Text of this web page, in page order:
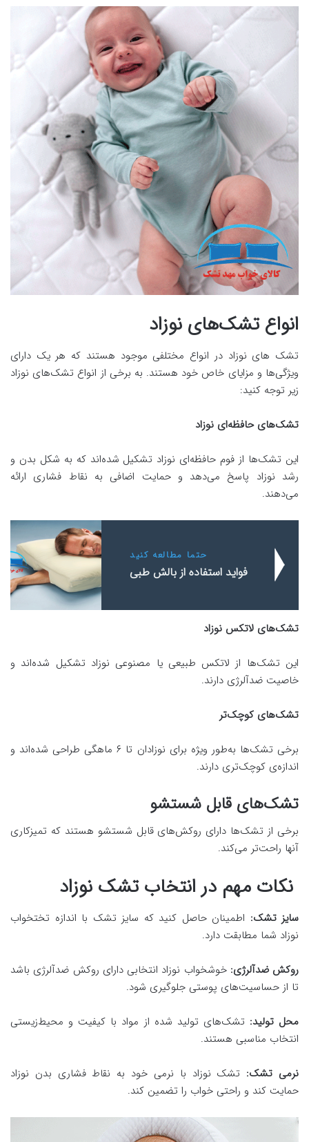
انواع تشک‌های نوزاد
تشک‌ های نوزاد در انواع مختلفی موجود هستند که هر یک دارای
ویژگی‌ها و مزایای خاص خود هستند. به برخی از انواع تشک‌های نوزاد
زیر توجه کنید:
تشک‌های حافظه‌ای نوزاد
این تشک‌ها از فوم حافظه‌ای نوزاد تشکیل شده‌اند که به شکل بدن و
رشد نوزاد پاسخ می‌دهد و حمایت اضافی به نقاط فشاری ارائه
می‌دهند.
حتما مطالعه کنید
فواید استفاده از بالش طبی
تشک‌های لاتکس نوزاد
این تشک‌ها از لاتکس طبیعی یا مصنوعی نوزاد تشکیل شده‌اند و
خاصیت ضدآلرژی دارند.
تشک‌های کوچک‌تر
برخی تشک‌ها به‌طور ویژه برای نوزادان تا ۶ ماهگی طراحی شده‌اند و
اندازه‌ی کوچک‌تری دارند.
تشک‌های قابل شستشو
برخی از تشک‌ها دارای روکش‌های قابل شستشو هستند که تمیزکاری
آنها راحت‌تر می‌کند.
نکات مهم در انتخاب تشک نوزاد
سایز تشک: اطمینان حاصل کنید که سایز تشک با اندازه تختخواب
نوزاد شما مطابقت دارد.
روکش ضدآلرژی: خوشخواب نوزاد انتخابی دارای روکش ضدآلرژی باشد
تا از حساسیت‌های پوستی جلوگیری شود.
محل تولید: تشک‌های تولید شده از مواد با کیفیت و محیط‌زیستی
انتخاب مناسبی هستند.
نرمی تشک: تشک نوزاد با نرمی خود به نقاط فشاری بدن نوزاد
حمایت کند و راحتی خواب را تضمین کند.